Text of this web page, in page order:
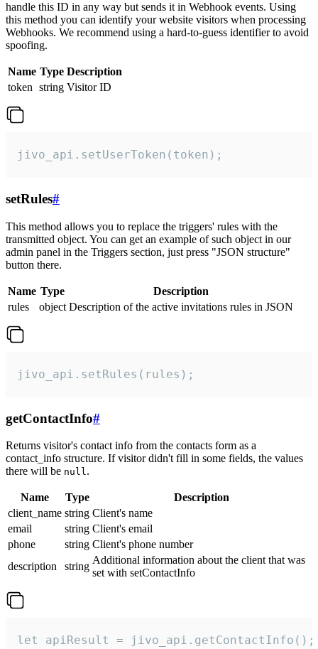
handle this ID in any way but sends it in Webhook events. Using
this method you can identify your website visitors when processing
Webhooks. We recommend using a hard-to-guess identifier to avoid
spoofing.
Name Type Description
token string Visitor ID
jivo_api.setUserToken(token);
setRules#
This method allows you to replace the triggers' rules with the
transmitted object. You can get an example of such object in our
admin panel in the Triggers section, just press "JSON structure"
button there.
Name Type
Description
rules
object Description of the active invitations rules in JSON
jivo_api.setRules(rules);
getContactInfo#
Returns visitor's contact info from the contacts form as a
contact_info structure. If visitor didn't fill in some fields, the values
there will be null.
Name Type
Description
client_name string Client's name
email
string Client's email
phone
string Client's phone number
description
string
Additional information about the client that was
set with setContactInfo
let apiResult = jivo_api.getContactInfo();